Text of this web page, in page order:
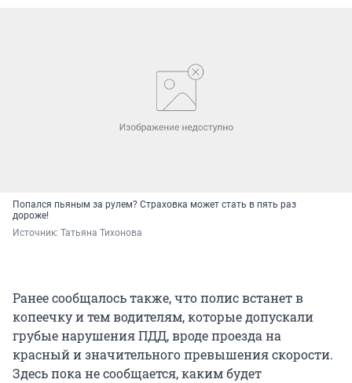
Попался пьяным за рулем? Страховка может стать в пять раз
дороже!
Источник: Татьяна Тихонова
Ранее сообщалось также, что полис встанет в
копеечку и тем водителям, которые допускали
грубые нарушения ПДД, вроде проезда на
красный и значительного превышения скорости.
Здесь пока не сообщается, каким будет